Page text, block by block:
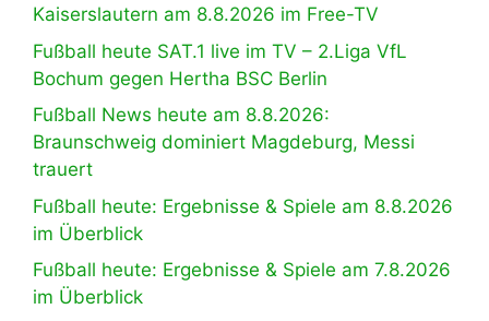
Kaiserslautern am 8.8.2026 im Free-TV
Fußball heute SAT.1 live im TV – 2.Liga VfL
Bochum gegen Hertha BSC Berlin
Fußball News heute am 8.8.2026:
Braunschweig dominiert Magdeburg, Messi
trauert
Fußball heute: Ergebnisse & Spiele am 8.8.2026
im Überblick
Fußball heute: Ergebnisse & Spiele am 7.8.2026
im Überblick